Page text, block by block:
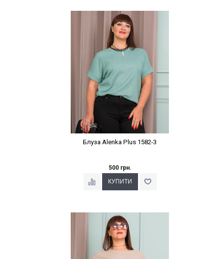
Наклейки Варіант з %
Блуза Alenka Plus 1582-3
500 грн.
Наклейки Варіант з %